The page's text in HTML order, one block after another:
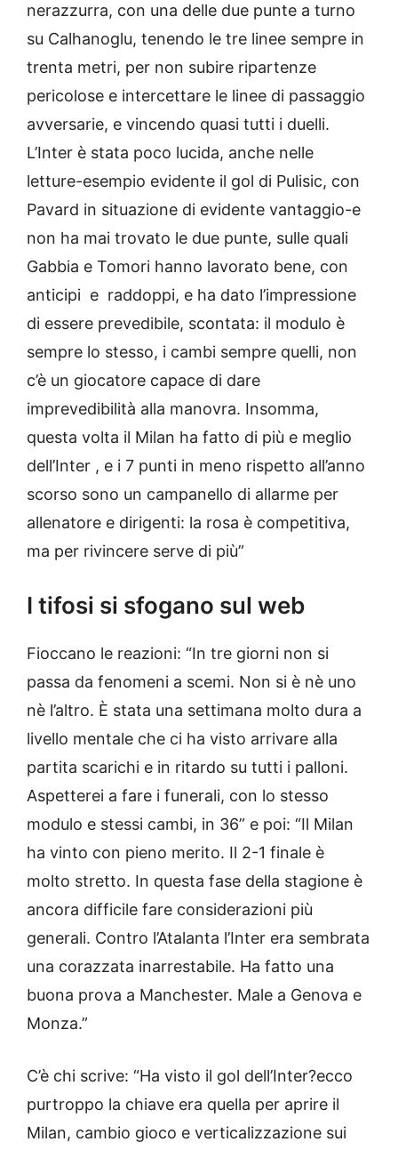
nerazzurra, con una delle due punte a turno
su Calhanoglu, tenendo le tre linee sempre in
trenta metri, per non subire ripartenze
pericolose e intercettare le linee di passaggio
avversarie, e vincendo quasi tutti i duelli.
L’Inter è stata poco lucida, anche nelle
letture-esempio evidente il gol di Pulisic, con
Pavard in situazione di evidente vantaggio-e
non ha mai trovato le due punte, sulle quali
Gabbia e Tomori hanno lavorato bene, con
anticipi e raddoppi, e ha dato l’impressione
di essere prevedibile, scontata: il modulo è
sempre lo stesso, i cambi sempre quelli, non
c’è un giocatore capace di dare
imprevedibilità alla manovra. Insomma,
questa volta il Milan ha fatto di più e meglio
dell’Inter , e i 7 punti in meno rispetto all’anno
scorso sono un campanello di allarme per
allenatore e dirigenti: la rosa è competitiva,
ma per rivincere serve di più”
I tifosi si sfogano sul web
Fioccano le reazioni: “In tre giorni non si
passa da fenomeni a scemi. Non si è nè uno
nè l’altro. È stata una settimana molto dura a
livello mentale che ci ha visto arrivare alla
partita scarichi e in ritardo su tutti i palloni.
Aspetterei a fare i funerali, con lo stesso
modulo e stessi cambi, in 36” e poi: “Il Milan
ha vinto con pieno merito. Il 2-1 finale è
molto stretto. In questa fase della stagione è
ancora difficile fare considerazioni più
generali. Contro l’Atalanta l’Inter era sembrata
una corazzata inarrestabile. Ha fatto una
buona prova a Manchester. Male a Genova e
Monza.”
C’è chi scrive: “Ha visto il gol dell’Inter?ecco
purtroppo la chiave era quella per aprire il
Milan, cambio gioco e verticalizzazione sui